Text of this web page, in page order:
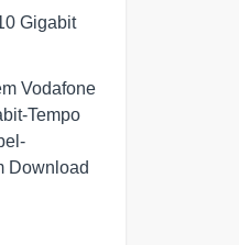
Gigabit
Vodafone
Tempo
Download